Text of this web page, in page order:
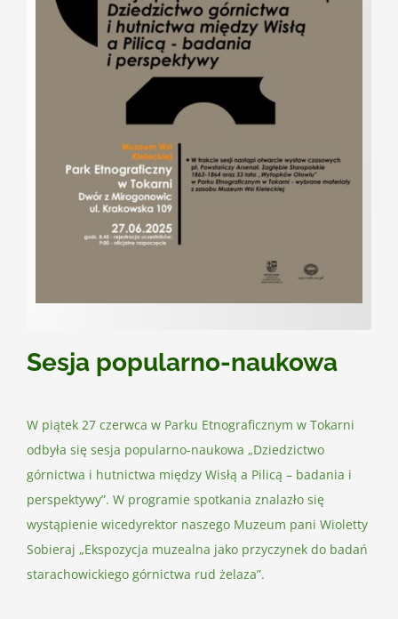
Kontakt
Sesja popularno-naukowa
W piątek 27 czerwca w Parku Etnograficznym w Tokarni
odbyła się sesja popularno-naukowa „Dziedzictwo
górnictwa i hutnictwa między Wisłą a Pilicą – badania i
perspektywy”. W programie spotkania znalazło się
wystąpienie wicedyrektor naszego Muzeum pani Wioletty
Sobieraj „Ekspozycja muzealna jako przyczynek do badań
starachowickiego górnictwa rud żelaza”.